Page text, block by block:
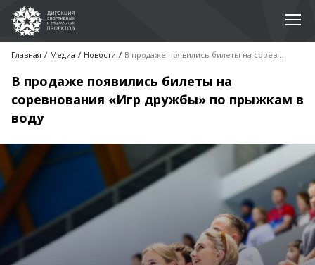
Главная Медиа Новости В продаже появились билеты на соревнования «Игр дружбы» по прыжкам в воду
В продаже появились билеты на
соревнования «Игр дружбы» по прыжкам в
воду